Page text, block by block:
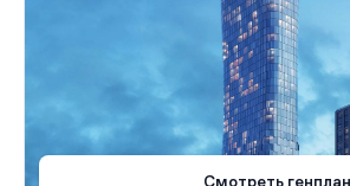
Смотреть генплан